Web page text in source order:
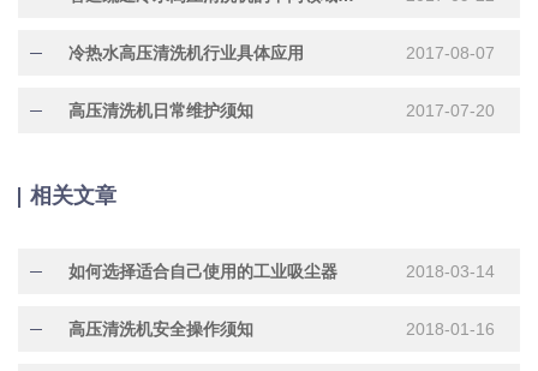
冷热水高压清洗机行业具体应用 2017-08-07
高压清洗机日常维护须知 2017-07-20
相关文章
如何选择适合自己使用的工业吸尘器 2018-03-14
高压清洗机安全操作须知 2018-01-16